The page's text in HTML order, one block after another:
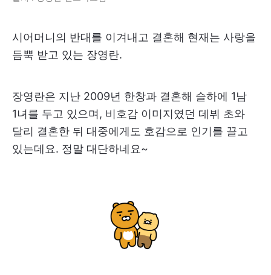
시어머니의 반대를 이겨내고 결혼해 현재는 사랑을
듬뿍 받고 있는 장영란.
장영란은 지난 2009년 한창과 결혼해 슬하에 1남
1녀를 두고 있으며, 비호감 이미지였던 데뷔 초와
달리 결혼한 뒤 대중에게도 호감으로 인기를 끌고
있는데요. 정말 대단하네요~